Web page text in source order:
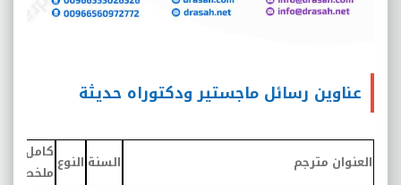
عناوين رسائل ماجستير ودكتوراه حديثة
العنوان مترجم السنة النوع كامل/
ملخص